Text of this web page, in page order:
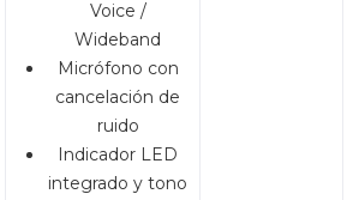
Voice /
Wideband
Micrófono con
cancelación de
ruido
Indicador LED
integrado y tono